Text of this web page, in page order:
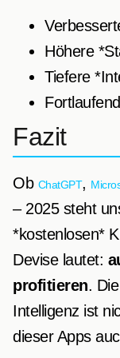
Höhere
Tiefere
Fazit
Ob ChatGPT,
– 2025 steht
*kostenlosen*
Devise lautet:
profitieren.
Intelligenz ist
dieser Apps